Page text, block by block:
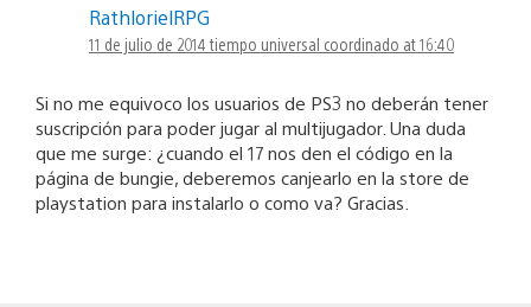
RathlorielRPG
11 de julio de 2014 tiempo universal coordinado at 16:40
Si no me equivoco los usuarios de PS3 no deberán tener
suscripción para poder jugar al multijugador. Una duda
que me surge: ¿cuando el 17 nos den el código en la
página de bungie, deberemos canjearlo en la store de
playstation para instalarlo o como va? Gracias.